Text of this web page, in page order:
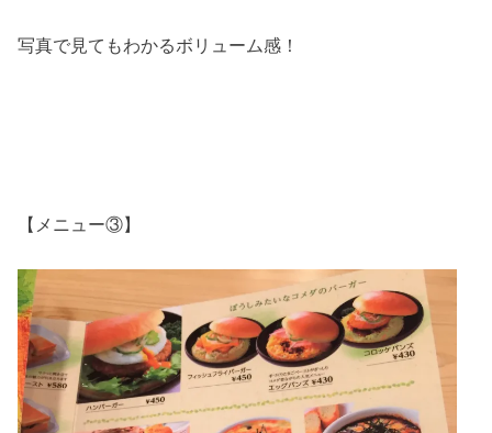
写真で見てもわかるボリューム感！
【メニュー③】